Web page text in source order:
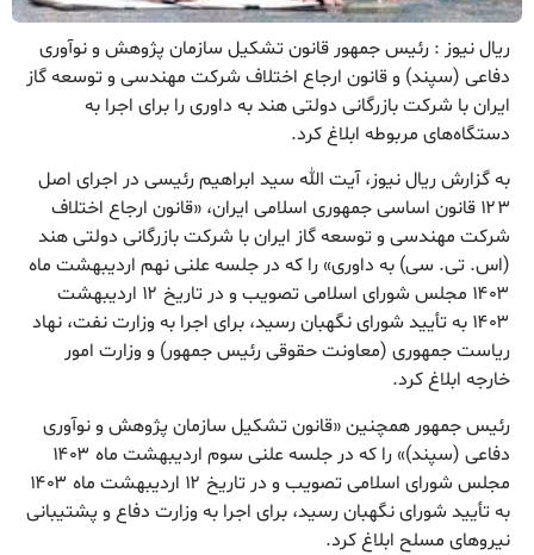
ریال نیوز : رئیس جمهور قانون تشکیل سازمان پژوهش و نوآوری
دفاعی (سپند) و قانون ارجاع اختلاف شرکت مهندسی و توسعه گاز
ایران با شرکت بازرگانی دولتی هند به داوری را برای اجرا به
دستگاه‌های مربوطه ابلاغ کرد.
به گزارش ریال نیوز، آیت الله سید ابراهیم رئیسی در اجرای اصل
۱۲۳ قانون اساسی جمهوری اسلامی ایران، «قانون ارجاع اختلاف
شرکت مهندسی و توسعه گاز ایران با شرکت بازرگانی دولتی هند
(اس. تی. سی) به داوری» را که در جلسه علنی نهم اردیبهشت ماه
۱۴۰۳ مجلس شورای اسلامی تصویب و در تاریخ ۱۲ اردیبهشت
۱۴۰۳ به تأیید شورای نگهبان رسید، برای اجرا به وزارت نفت، نهاد
ریاست جمهوری (معاونت حقوقی رئیس جمهور) و وزارت امور
خارجه ابلاغ کرد.
رئیس جمهور همچنین «قانون تشکیل سازمان پژوهش و نوآوری
دفاعی (سپند)» را که در جلسه علنی سوم اردیبهشت ماه ۱۴۰۳
مجلس شورای اسلامی تصویب و در تاریخ ۱۲ اردیبهشت ماه ۱۴۰۳
به تأیید شورای نگهبان رسید، برای اجرا به وزارت دفاع و پشتیبانی
نیروهای مسلح ابلاغ کرد.